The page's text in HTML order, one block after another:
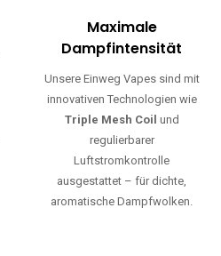
Maximale
Dampfintensität
Unsere Einweg Vapes sind mit
innovativen Technologien wie
Triple Mesh Coil und
regulierbarer
Luftstromkontrolle
ausgestattet – für dichte,
aromatische Dampfwolken.